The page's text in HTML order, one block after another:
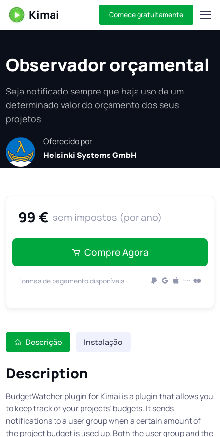
Kimai Comece gratuitamente
Observador orçamental
Seja notificado sempre que haja uso de um
determinado valor do orçamento dos seus
projetos
Oferecido por
Helsinki Systems GmbH
99 € sem impostos (por ano)
Compre Agora
Formas de pagamento disponíveis
Descrição Instalação
Description
BudgetWatcher plugin for Kimai is a plugin that allows you
to keep track of your projects’ budgets. It sends
notifications to a user group when a certain amount of
the project budget is used up. Both the user group and the